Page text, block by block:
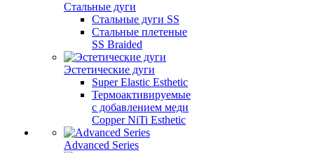
Стальные дуги
Стальные дуги SS
Стальные плетеные
SS Braided
Эстетические дуги
Super Elastic Esthetic
Термоактивируемые
с добавлением меди
Copper NiTi Esthetic
Advanced Series